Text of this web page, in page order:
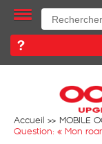
Accueil
MOBILE
Question: « Mon